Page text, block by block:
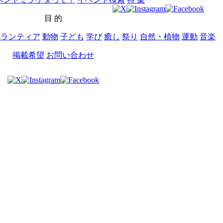
目 的
ンティア 動物 子ども 学び 癒し 祭り 自然・植物 運動 音楽
掲載希望 お問い合わせ